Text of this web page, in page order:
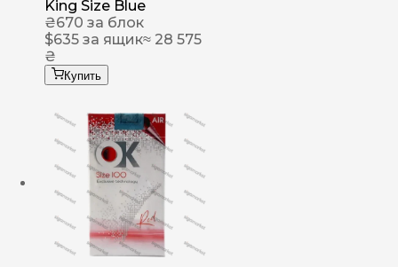
King Size Blue
₴670 за блок
$635 за ящик≈ 28 575
₴
Купить